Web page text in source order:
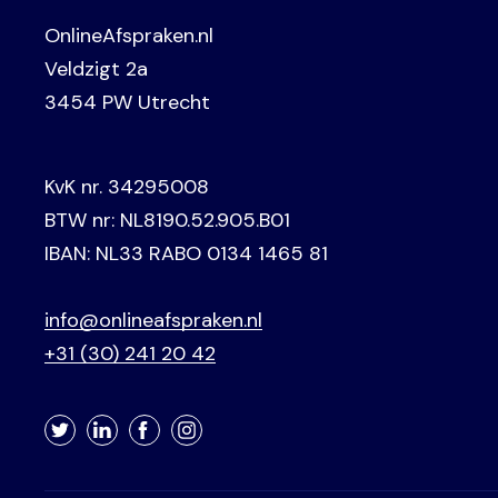
OnlineAfspraken.nl
Veldzigt 2a
3454 PW Utrecht
KvK nr. 34295008
BTW nr: NL8190.52.905.B01
IBAN: NL33 RABO 0134 1465 81
info@onlineafspraken.nl
+31 (30) 241 20 42
TwitterLinkedInFacebookInstagram